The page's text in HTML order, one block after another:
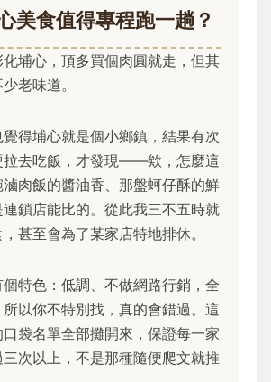
美食值得專程跑一趟？
埔心，頂多買個肉圓就走，但其
老味道。
得埔心就是個小鄉鎮，結果有次
拉去吃飯，才發現——欸，怎麼這
肉飯的醬油香、那盤蚵仔酥的鮮
鎖店能比的。從此我三不五時就
甚至會為了某家店特地排休。
特色：低調、不做網路行銷，全
以你不特別找，真的會錯過。這
袋名單全部攤開來，保證每一家
次以上，不是那種隨便爬文就推